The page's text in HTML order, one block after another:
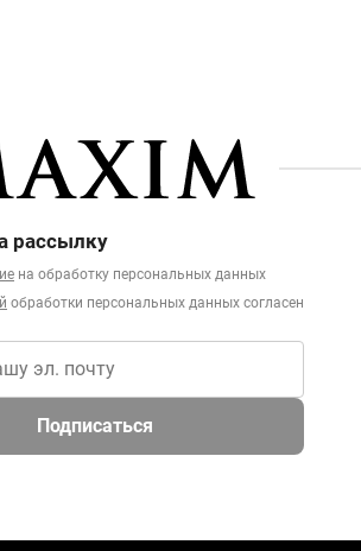
рассылку
на обработку персональных данных
обработки персональных данных согласен
Подписаться